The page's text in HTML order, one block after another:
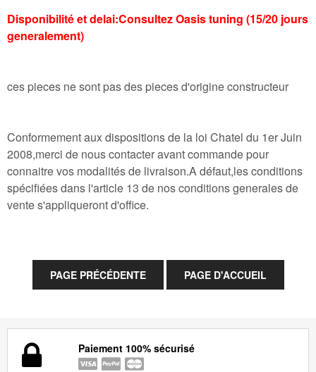
Disponibilité et delai:Consultez Oasis tuning (15/20 jours
generalement)
ces pieces ne sont pas des pieces d'origine constructeur
Conformement aux dispositions de la loi Chatel du 1er Juin
2008,merci de nous contacter avant commande pour
connaitre vos modalités de livraison.A défaut,les conditions
spécifiées dans l'article 13 de nos conditions generales de
vente s'appliqueront d'office.
Paiement 100% sécurisé